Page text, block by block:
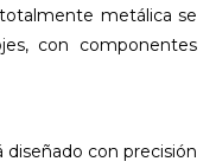
metálica se
con componentes
con precisión